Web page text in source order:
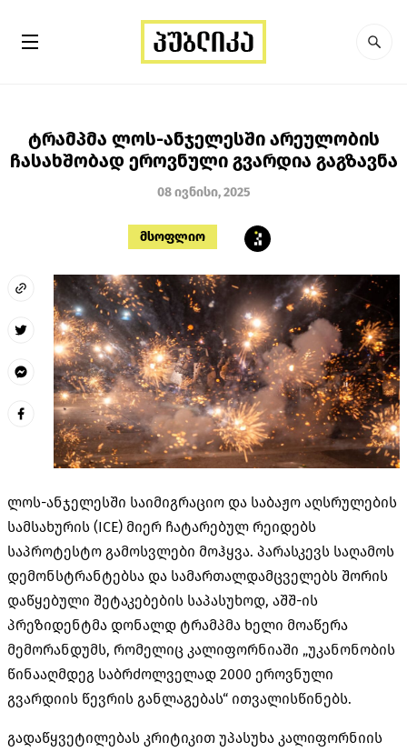
ტრამპმა ლოს-ანჯელესში არეულობის
ჩასახშობად ეროვნული გვარდია გაგზავნა
08 ივნისი, 2025
მსოფლიო
ლოს-ანჯელესში საიმიგრაციო და საბაჟო აღსრულების
სამსახურის (ICE) მიერ ჩატარებულ რეიდებს
საპროტესტო გამოსვლები მოჰყვა. პარასკევს საღამოს
დემონსტრანტებსა და სამართალდამცველებს შორის
დაწყებული შეტაკებების საპასუხოდ, აშშ-ის
პრეზიდენტმა დონალდ ტრამპმა ხელი მოაწერა
მემორანდუმს, რომელიც კალიფორნიაში „უკანონობის
წინააღმდეგ საბრძოლველად 2000 ეროვნული
გვარდიის წევრის განლაგებას“ ითვალისწინებს.
გადაწყვეტილებას კრიტიკით უპასუხა კალიფორნიის